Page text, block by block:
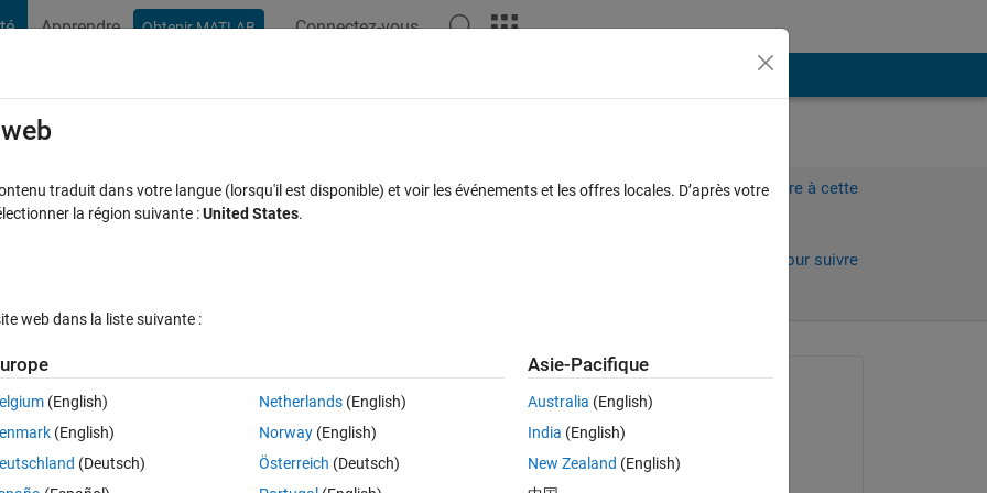
Apprendre Obtenir MATLAB Connectez-vous
include quote in selector string variable
Connectez-vous pour répondre à cette
Connectez-vous pour suivre
Afficher commentaires plus anciens
Ouvrir dans MATLAB Online
which has a specific title, from an html file. I have come up with a
prone. Is there a better way?
le 15 Mai 2023
traduit dans votre langue (lorsqu'il est disponible) et voir les événements et les offres locales. D’après votre
la région suivante :United States.
web dans la liste suivante :
(English)
(English)
(Deutsch)
Netherlands(English)
Norway(English)
Österreich (Deutsch)
Asie-Pacifique
Australia (English)
India (English)
New Zealand (English)